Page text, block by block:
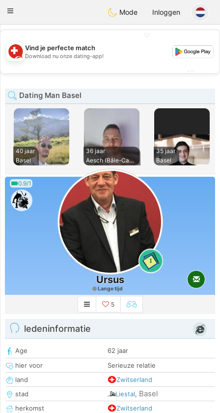
Suissi
Toggle
Mode Inloggen
💖
💕
Vind je perfecte match
Download nu onze dating-app!
Dating Man Basel
40 jaar
Basel
36 jaar
Aesch (Bâle-Campag
35 jaar
Basel
0.9/1
1
Ursus
Lange tijd
5
ledeninformatie
Age
62 jaar
hier voor
Serieuze relatie
land
Zwitserland
stad
Liestal, Basel
herkomst
Zwitserland